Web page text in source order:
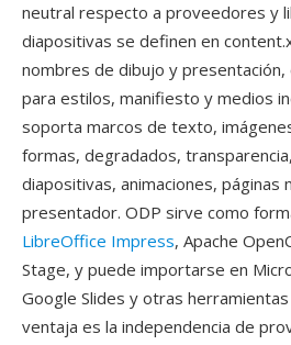
neutral respecto a proveedores y
diapositivas se definen en
nombres de dibujo y presentación,
para estilos, manifiesto y medios
soporta marcos de texto,
formas, degradados,
diapositivas, animaciones, páginas
presentador. ODP sirve como
LibreOffice Impress, Apache
Stage, y puede importarse en
Google Slides y otras
ventaja es la independencia de